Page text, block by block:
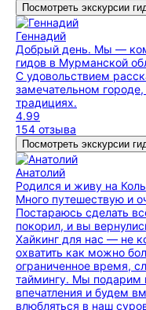
Посмотреть экскурсии
Геннадий
Добрый день. Мы —
гидов в Мурманской
С удовольствием
замечательном городе,
традициях.
4.99
154 отзыва
Посмотреть экскурсии
Анатолий
Родился и живу на
Много путешествую и
Постараюсь сделать
покорил, и вы
Хайкинг для нас — не
охватить как можно
ограниченное время,
таймингу. Мы подарим
впечатления и будем
влюбляться в наш